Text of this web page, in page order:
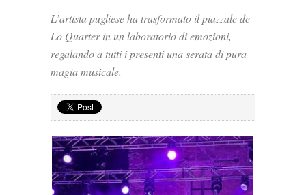
L’artista pugliese ha trasformato il piazzale de
Lo Quarter in un laboratorio di emozioni,
regalando a tutti i presenti una serata di pura
magia musicale.